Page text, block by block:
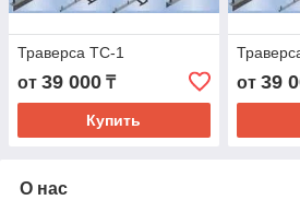
Траверса ТС-1
от 39 000 ₸
Купить
от 39
О нас